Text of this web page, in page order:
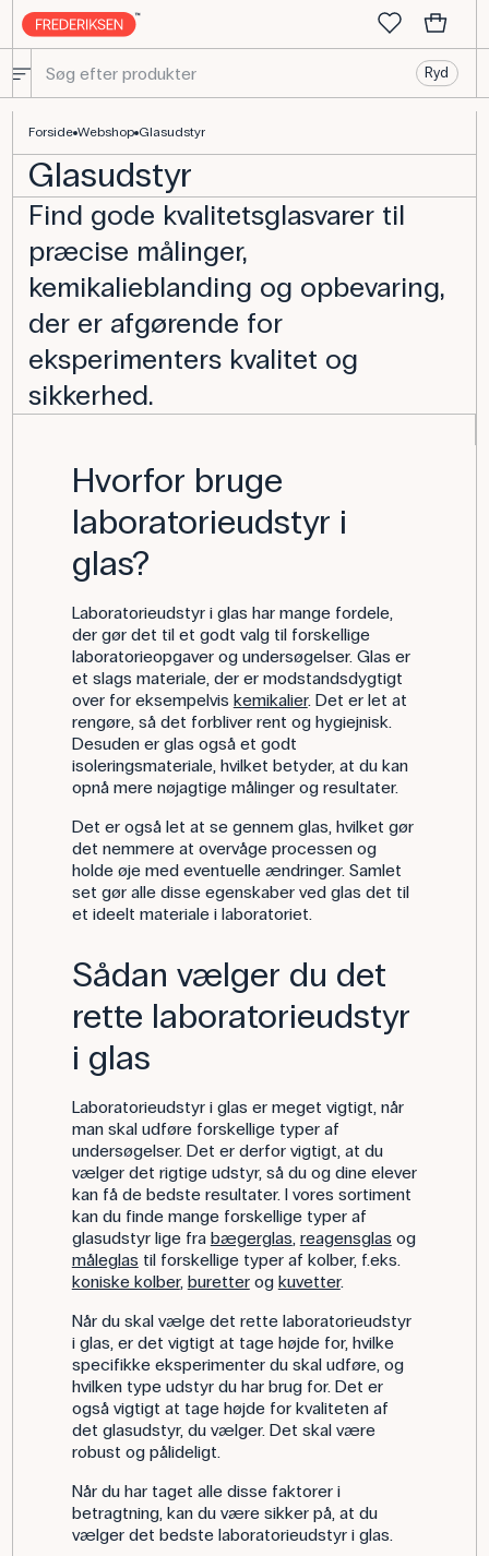
Ryd
Forside Webshop Glasudstyr
Glasudstyr
Find gode kvalitetsglasvarer til
præcise målinger,
kemikalieblanding og opbevaring,
der er afgørende for
eksperimenters kvalitet og
sikkerhed.
Hvorfor bruge
laboratorieudstyr i
glas?
Laboratorieudstyr i glas har mange fordele,
der gør det til et godt valg til forskellige
laboratorieopgaver og undersøgelser. Glas er
et slags materiale, der er modstandsdygtigt
over for eksempelvis kemikalier. Det er let at
rengøre, så det forbliver rent og hygiejnisk.
Desuden er glas også et godt
isoleringsmateriale, hvilket betyder, at du kan
opnå mere nøjagtige målinger og resultater.
Det er også let at se gennem glas, hvilket gør
det nemmere at overvåge processen og
holde øje med eventuelle ændringer. Samlet
set gør alle disse egenskaber ved glas det til
et ideelt materiale i laboratoriet.
Sådan vælger du det
rette laboratorieudstyr
i glas
Laboratorieudstyr i glas er meget vigtigt, når
man skal udføre forskellige typer af
undersøgelser. Det er derfor vigtigt, at du
vælger det rigtige udstyr, så du og dine elever
kan få de bedste resultater. I vores sortiment
kan du finde mange forskellige typer af
glasudstyr lige fra bægerglas reagensglas og
måleglas til forskellige typer af kolber, f.eks.
koniske kolber, buretterog kuvetter.
Når du skal vælge det rette laboratorieudstyr
i glas, er det vigtigt at tage højde for, hvilke
specifikke eksperimenter du skal udføre, og
hvilken type udstyr du har brug for. Det er
også vigtigt at tage højde for kvaliteten af
det glasudstyr, du vælger. Det skal være
robust og pålideligt.
Når du har taget alle disse faktorer i
betragtning, kan du være sikker på, at du
vælger det bedste laboratorieudstyr i glas.